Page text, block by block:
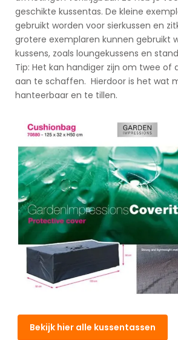
geschikte kussentas. De kleine
gebruikt worden voor sierkussen en
grotere exemplaren kunnen gebruikt
kussens, zoals loungekussens en
Tip: Het kan handiger zijn om twee of
aan te schaffen. Hierdoor is het wat
hanteerbaar en te tillen.
Bekijk hier alle kussentassen